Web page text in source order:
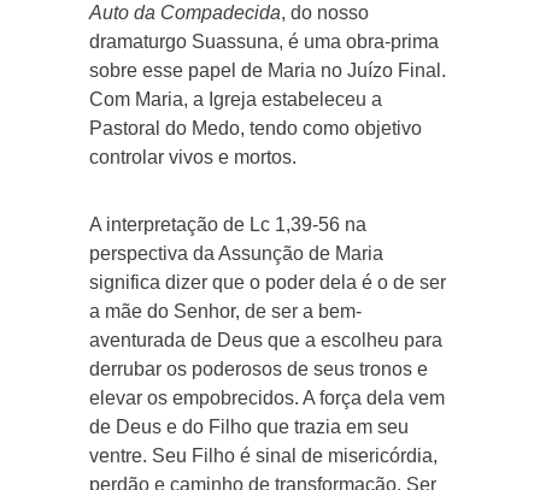
Auto da Compadecida, do nosso
dramaturgo Suassuna, é uma obra-prima
sobre esse papel de Maria no Juízo Final.
Com Maria, a Igreja estabeleceu a
Pastoral do Medo, tendo como objetivo
controlar vivos e mortos.
A interpretação de Lc 1,39-56 na
perspectiva da Assunção de Maria
significa dizer que o poder dela é o de ser
a mãe do Senhor, de ser a bem-
aventurada de Deus que a escolheu para
derrubar os poderosos de seus tronos e
elevar os empobrecidos. A força dela vem
de Deus e do Filho que trazia em seu
ventre. Seu Filho é sinal de misericórdia,
perdão e caminho de transformação. Ser